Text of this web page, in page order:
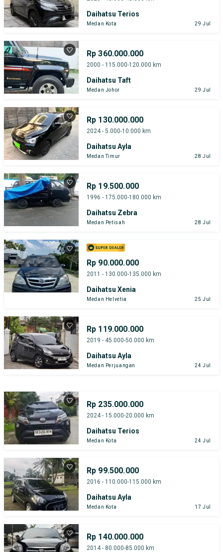
Daihatsu Terios
Medan Kota 29 Jul
Rp 360.000.000
2000 - 115.000-120.000 km
Daihatsu Taft
Medan Johor 29 Jul
Rp 130.000.000
2024 - 5.000-10.000 km
Daihatsu Ayla
Medan Timur 28 Jul
Rp 19.500.000
1996 - 175.000-180.000 km
Daihatsu Zebra
Medan Petisah 28 Jul
Rp 90.000.000
2011 - 130.000-135.000 km
Daihatsu Xenia
Medan Helvetia 25 Jul
Rp 119.000.000
2019 - 45.000-50.000 km
Daihatsu Ayla
Medan Perjuangan 24 Jul
Rp 235.000.000
2024 - 15.000-20.000 km
Daihatsu Terios
Medan Kota 24 Jul
Rp 99.500.000
2016 - 110.000-115.000 km
Daihatsu Ayla
Medan Kota 17 Jul
Rp 140.000.000
2014 - 80.000-85.000 km